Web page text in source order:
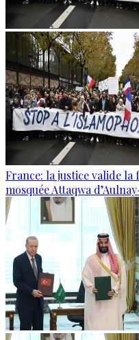
France: la justice valide
mosquée Attaqwa